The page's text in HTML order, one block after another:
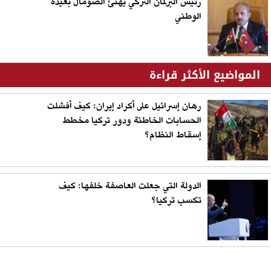
الوطني
المواضيع الأكثر قراءة
رهان إسرائيل على أكراد إيران: كيف أفشلت
الحسابات الخاطئة ودور تركيا مخطط
إسقاط النظام؟
الدولة التي جعلت العاصفة خلفها: كيف
تكسب تركيا؟